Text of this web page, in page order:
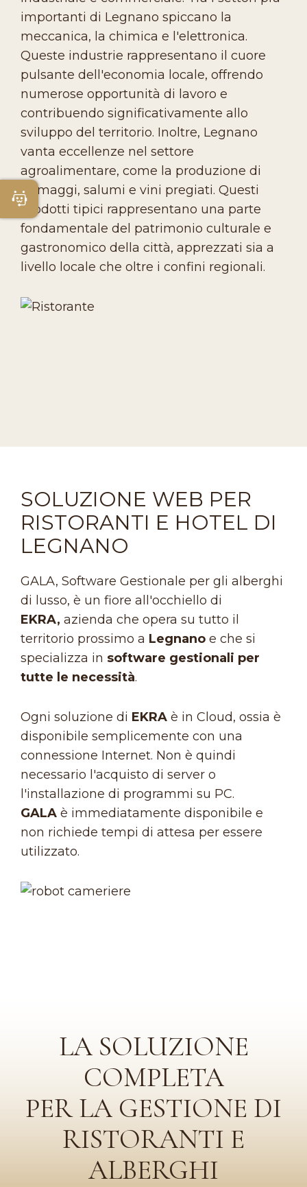
importanti di Legnano spiccano la
meccanica, la chimica e l'elettronica.
Queste industrie rappresentano il cuore
pulsante dell'economia locale, offrendo
numerose opportunità di lavoro e
contribuendo significativamente allo
sviluppo del territorio. Inoltre, Legnano
vanta eccellenze nel settore
agroalimentare, come la produzione di
formaggi, salumi e vini pregiati. Questi
prodotti tipici rappresentano una parte
fondamentale del patrimonio culturale e
gastronomico della città, apprezzati sia a
livello locale che oltre i confini regionali.
SOLUZIONE WEB PER
RISTORANTI E HOTEL DI
LEGNANO
GALA, Software Gestionale per gli alberghi
di lusso, è un fiore all'occhiello di
EKRA, azienda che opera su tutto il
territorio prossimo a Legnano e che si
specializza in software gestionali per
tutte le necessità.
Ogni soluzione di EKRA è in Cloud, ossia è
disponibile semplicemente con una
connessione Internet. Non è quindi
necessario l'acquisto di server o
l'installazione di programmi su PC.
GALA è immediatamente disponibile e
non richiede tempi di attesa per essere
utilizzato.
LA SOLUZIONE
COMPLETA
PER LA GESTIONE DI
RISTORANTI E
ALBERGHI
Apri Chatbot